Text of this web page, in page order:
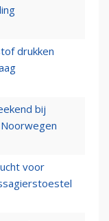
drukken
bij
voor